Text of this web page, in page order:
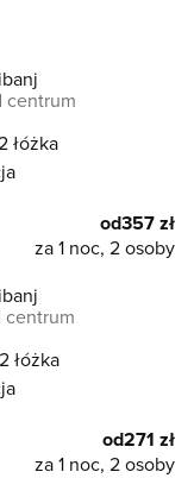
centrum
łóżka
od357 zł
za 1 noc, 2 osoby
2 łóżka
od271 zł
za 1 noc, 2 osoby